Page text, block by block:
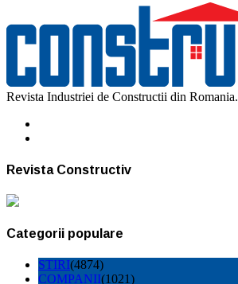
Revista Industriei de Constructii din Romania.
Revista Constructiv
Categorii populare
STIRI(4874)
COMPANII(1021)